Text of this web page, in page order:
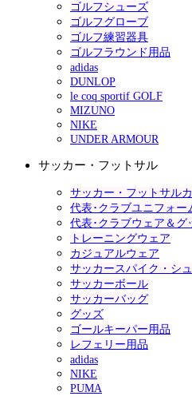
ゴルフシューズ
ゴルフグローブ
ゴルフ練習器具
ゴルフラウンド用品
adidas
DUNLOP
le coq sportif GOLF
MIZUNO
NIKE
UNDER ARMOUR
サッカー・フットサル
サッカー・フットサル
代表･クラブユニフォー
代表･クラブウェア＆グ
トレーニングウェア
カジュアルウェア
サッカースパイク・シ
サッカーボール
サッカーバッグ
グッズ
ゴールキーパー用品
レフェリー用品
adidas
NIKE
PUMA